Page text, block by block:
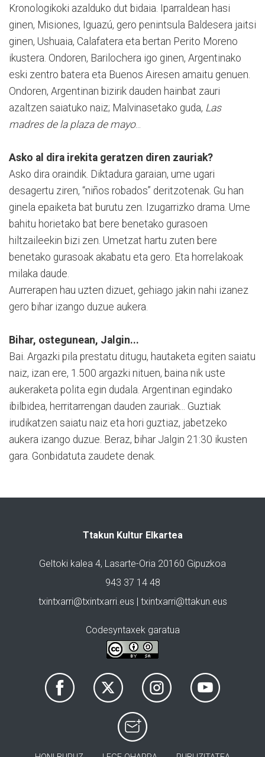
Kronologikoki azalduko dut bidaia. Iparraldean hasi
ginen, Misiones, Iguazú, gero penintsula Baldesera jaitsi
ginen, Ushuaia, Calafatera eta bertan Perito Moreno
ikustera. Ondoren, Barilochera igo ginen, Argentinako
eski zentro batera eta Buenos Airesen amaitu genuen.
Ondoren, Argentinan bizirik dauden hainbat zauri
azaltzen saiatuko naiz; Malvinasetako guda, Las
madres de la plaza de mayo...
Asko al dira irekita geratzen diren zauriak?
Asko dira oraindik. Diktadura garaian, ume ugari
desagertu ziren, “niños robados” deritzotenak. Gu han
ginela epaiketa bat burutu zen. Izugarrizko drama. Ume
bahitu horietako bat bere benetako gurasoen
hiltzaileekin bizi zen. Umetzat hartu zuten bere
benetako gurasoak akabatu eta gero. Eta horrelakoak
milaka daude.
Aurrerapen hau uzten dizuet, gehiago jakin nahi izanez
gero bihar izango duzue aukera.
Bihar, ostegunean, Jalgin...
Bai. Argazki pila prestatu ditugu, hautaketa egiten saiatu
naiz, izan ere, 1.500 argazki nituen, baina nik uste
aukeraketa polita egin dudala. Argentinan egindako
ibilbidea, herritarrengan dauden zauriak... Guztiak
irudikatzen saiatu naiz eta hori guztiaz, jabetzeko
aukera izango duzue. Beraz, bihar Jalgin 21:30 ikusten
gara. Gonbidatuta zaudete denak.
Ttakun Kultur Elkartea
Geltoki kalea 4, Lasarte-Oria 20160 Gipuzkoa
943 37 14 48
txintxarri@txintxarri.eus | txintxarri@ttakun.eus
Codesyntaxek garatua